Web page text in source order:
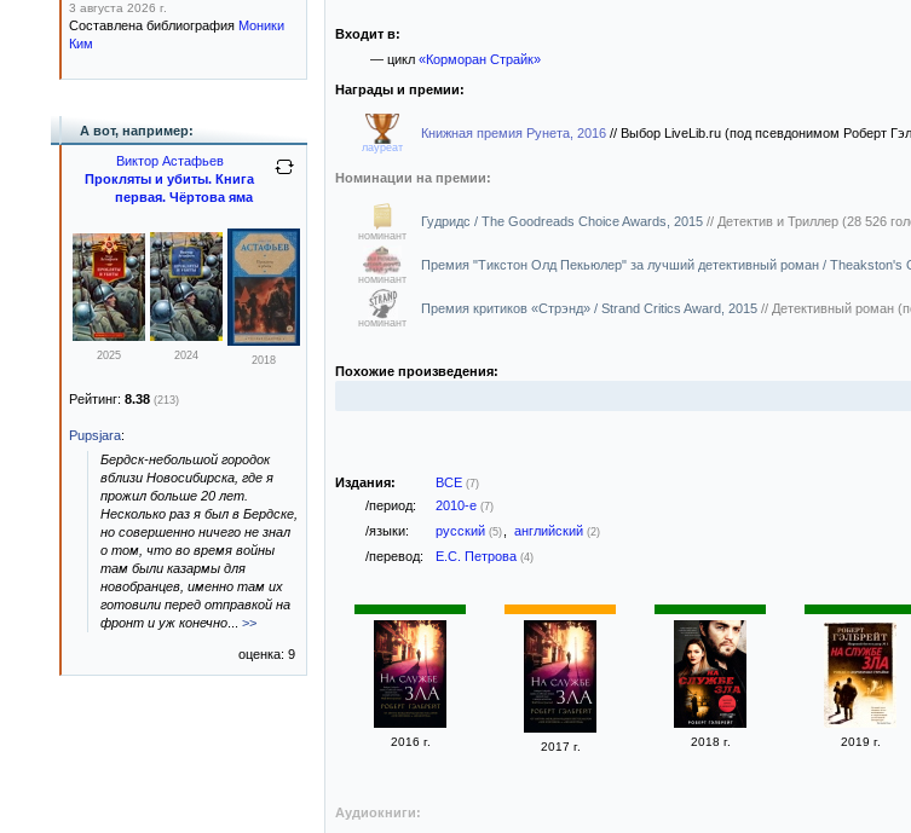
Входит в:
— цикл «Корморан Страйк»
Награды и премии:
лауреат
Книжная премия Рунета, 2016 // Выбор LiveLib.ru (под псевдонимом Роберт
Номинации на премии:
номинант
Гудридс / The Goodreads Choice Awards, 2015 // Детектив и Триллер (28 526
номинант
Премия "Тикстон Олд Пекьюлер" за лучший детективный роман / Theakston's
номинант
Премия критиков «Стрэнд» / Strand Critics Award, 2015 // Детективный роман
Похожие произведения:
Издания: ВСЕ (7)
/период: 2010-е (7)
/языки: русский (5) английский (2)
/перевод: Е.С. Петрова (4)
2016 г. 2017 г. 2018 г. 2019 г.
Аудиокниги:
3 августа 2026 г.
Составлена библиография Моники
Ким
А вот, например:
Виктор Астафьев
Прокляты и убиты. Книга
первая. Чёртова яма
2025 2024 2018
Рейтинг: 8.38 (213)
Pupsjara:
Бердск-небольшой городок
вблизи Новосибирска, где я
прожил больше 20 лет.
Несколько раз я был в Бердске,
но совершенно ничего не знал
о том, что во время войны
там были казармы для
новобранцев, именно там их
готовили перед отправкой на
фронт и уж конечно
>>
оценка: 9